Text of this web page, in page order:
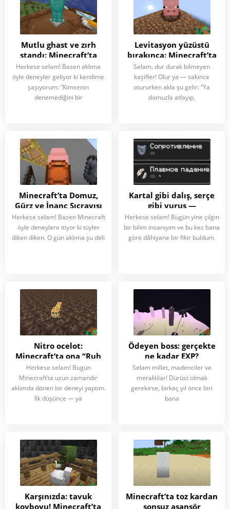
Mutlu ghast ve zırh
standı: Minecraft’ta
uçan podyum
Herkese selam! Bazen aklıma
öyle deneyler geliyor ki kendime
şaşıyorum: “Kimsenin
denemediğini bir
Levitasyon yüzüstü
bırakınca: Minecraft’ta
domuzla nasıl çakıldım
Selam, dur durak bilmeyen
kaşifler! Olur ya — sakince
otururken akla şu gelir: “Ya
domuzla atlayıp,
Minecraft’ta Domuz,
Gürz ve İnanç Sıçrayışı
Herkese selam! Bazen Minecraft
öyle deneylere itiyor ki tüyler
diken diken. O gün aklıma şu deli
Kartal gibi dalış, serçe
gibi vuruş —
Minecraft’ta neden
böyle
Herkese selam! Bugün yine çılgın
bir bilim insanıyım ve bu kez bana
göre dâhiyane bir fikir buldum.
Nitro ocelot:
Minecraft’ta ona “Ruh
Hızı” verirsek ne olur
Herkese selam! Bugün
Minecraft’ta uzun zamandır
aklımda dönen bir deneyi yaptım.
İlk düşünce — ya
Ödeyen boss: gerçekte
ne kadar EXP?
Minecraft’ta
Selam millet, madenciler ve
meraklılar! Dürüst olmak
gerekirse, birkaç yıl önce biri
bana
Karşınızda: tavuk
kovboyu! Minecraft’ta
Minecraft’ta toz kardan
sonsuz asansör